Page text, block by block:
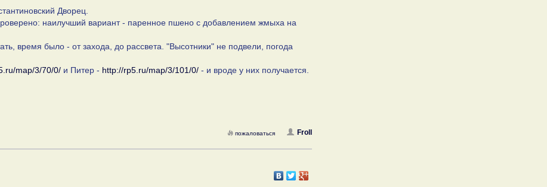
Дворец.
наилучший вариант - паренное пшено с добавлением жмыха на
время было - от захода, до рассвета. "Высотники" не подвели, погода
map/3/70/0/ и Питер - http://rp5.ru/map/3/101/0/ - и вроде у них получается.
Froll
пожаловаться